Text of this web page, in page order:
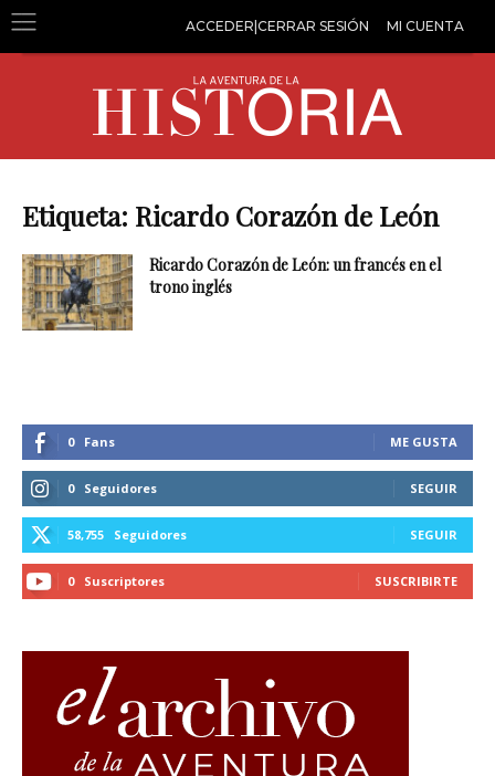
ACCEDER|CERRAR SESIÓN MI CUENTA
Etiqueta: Ricardo Corazón de León
Ricardo Corazón de León: un francés en el
trono inglés
0 Fans ME GUSTA
0 Seguidores SEGUIR
58,755 Seguidores SEGUIR
0 Suscriptores SUSCRIBIRTE